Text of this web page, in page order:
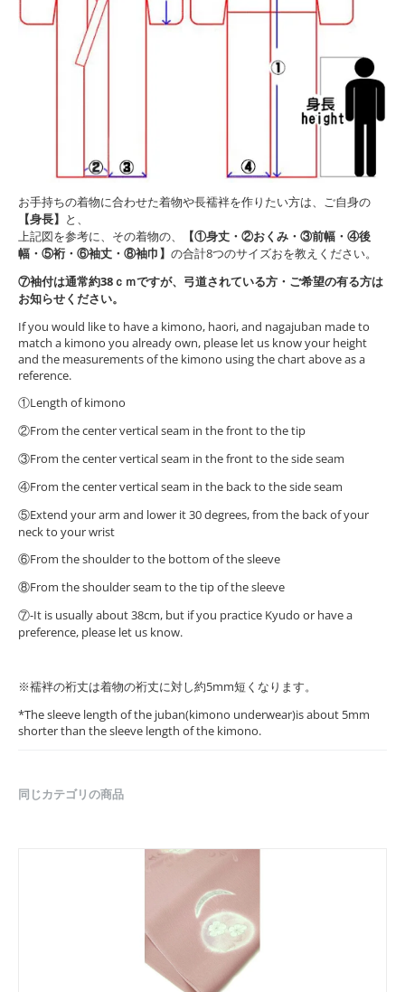
お手持ちの着物に合わせた着物や長襦袢を作りたい方は、ご自身の
【身長】 と、
上記図を参考に、その着物の、
【①身丈・②おくみ・③前幅・④後
幅・⑤裄・⑥袖丈・⑧袖巾】 の合計8つのサイズおを教えください。
⑦袖付は通常約38ｃｍですが、弓道されている方・ご希望の有る方は
お知らせください。
If you would like to have a kimono, haori, and nagajuban made to
match a kimono you already own, please let us know your height
and the measurements of the kimono using the chart above as a
reference.
①Length of kimono
②From the center vertical seam in the front to the tip
③From the center vertical seam in the front to the side seam
④From the center vertical seam in the back to the side seam
⑤Extend your arm and lower it 30 degrees, from the back of your
neck to your wrist
⑥From the shoulder to the bottom of the sleeve
⑧From the shoulder seam to the tip of the sleeve
⑦-It is usually about 38cm, but if you practice Kyudo or have a
preference, please let us know.
※襦袢の裄丈は着物の裄丈に対し約5mm短くなります。
*The sleeve length of the juban(kimono underwear)is about 5mm
shorter than the sleeve length of the kimono.
同じカテゴリの商品